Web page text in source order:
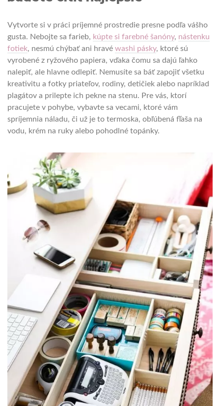
Vytvorte si v práci príjemné prostredie presne podľa vášho
gusta. Nebojte sa farieb, kúpte si farebné šanóny, nástenku
fotiek, nesmú chýbať ani hravé washi pásky, ktoré sú
vyrobené z ryžového papiera, vďaka čomu sa dajú ľahko
nalepiť, ale hlavne odlepiť. Nemusíte sa báť zapojiť všetku
kreativitu a fotky priateľov, rodiny, detičiek alebo napríklad
plagátov a prilepte ich pekne na stenu. Pre vás, ktorí
pracujete v pohybe, vybavte sa vecami, ktoré vám
spríjemnia náladu, či už je to termoska, obľúbená fľaša na
vodu, krém na ruky alebo pohodlné topánky.